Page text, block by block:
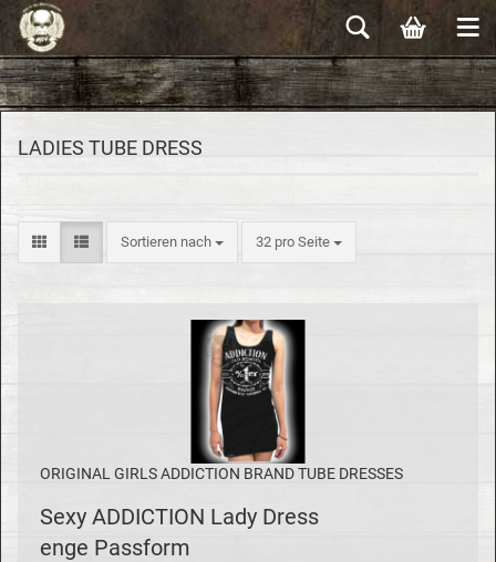
LADIES TUBE DRESS
Sortieren nach 32 pro Seite
ORI­GI­NAL GIRLS AD­DIC­TION BRAND TUBE DRES­SES
Sexy AD­DIC­TION Lady Dress
enge Pass­form